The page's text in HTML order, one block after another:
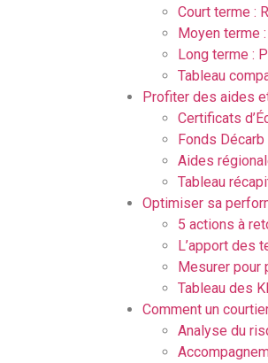
Court terme :
Moyen terme
Long terme :
Tableau
Profiter des aides
Certificats
Fonds
Aides
Tableau
Optimiser sa
5 actions à
L’apport des
Mesurer pour
Tableau des
Comment un
Analyse du